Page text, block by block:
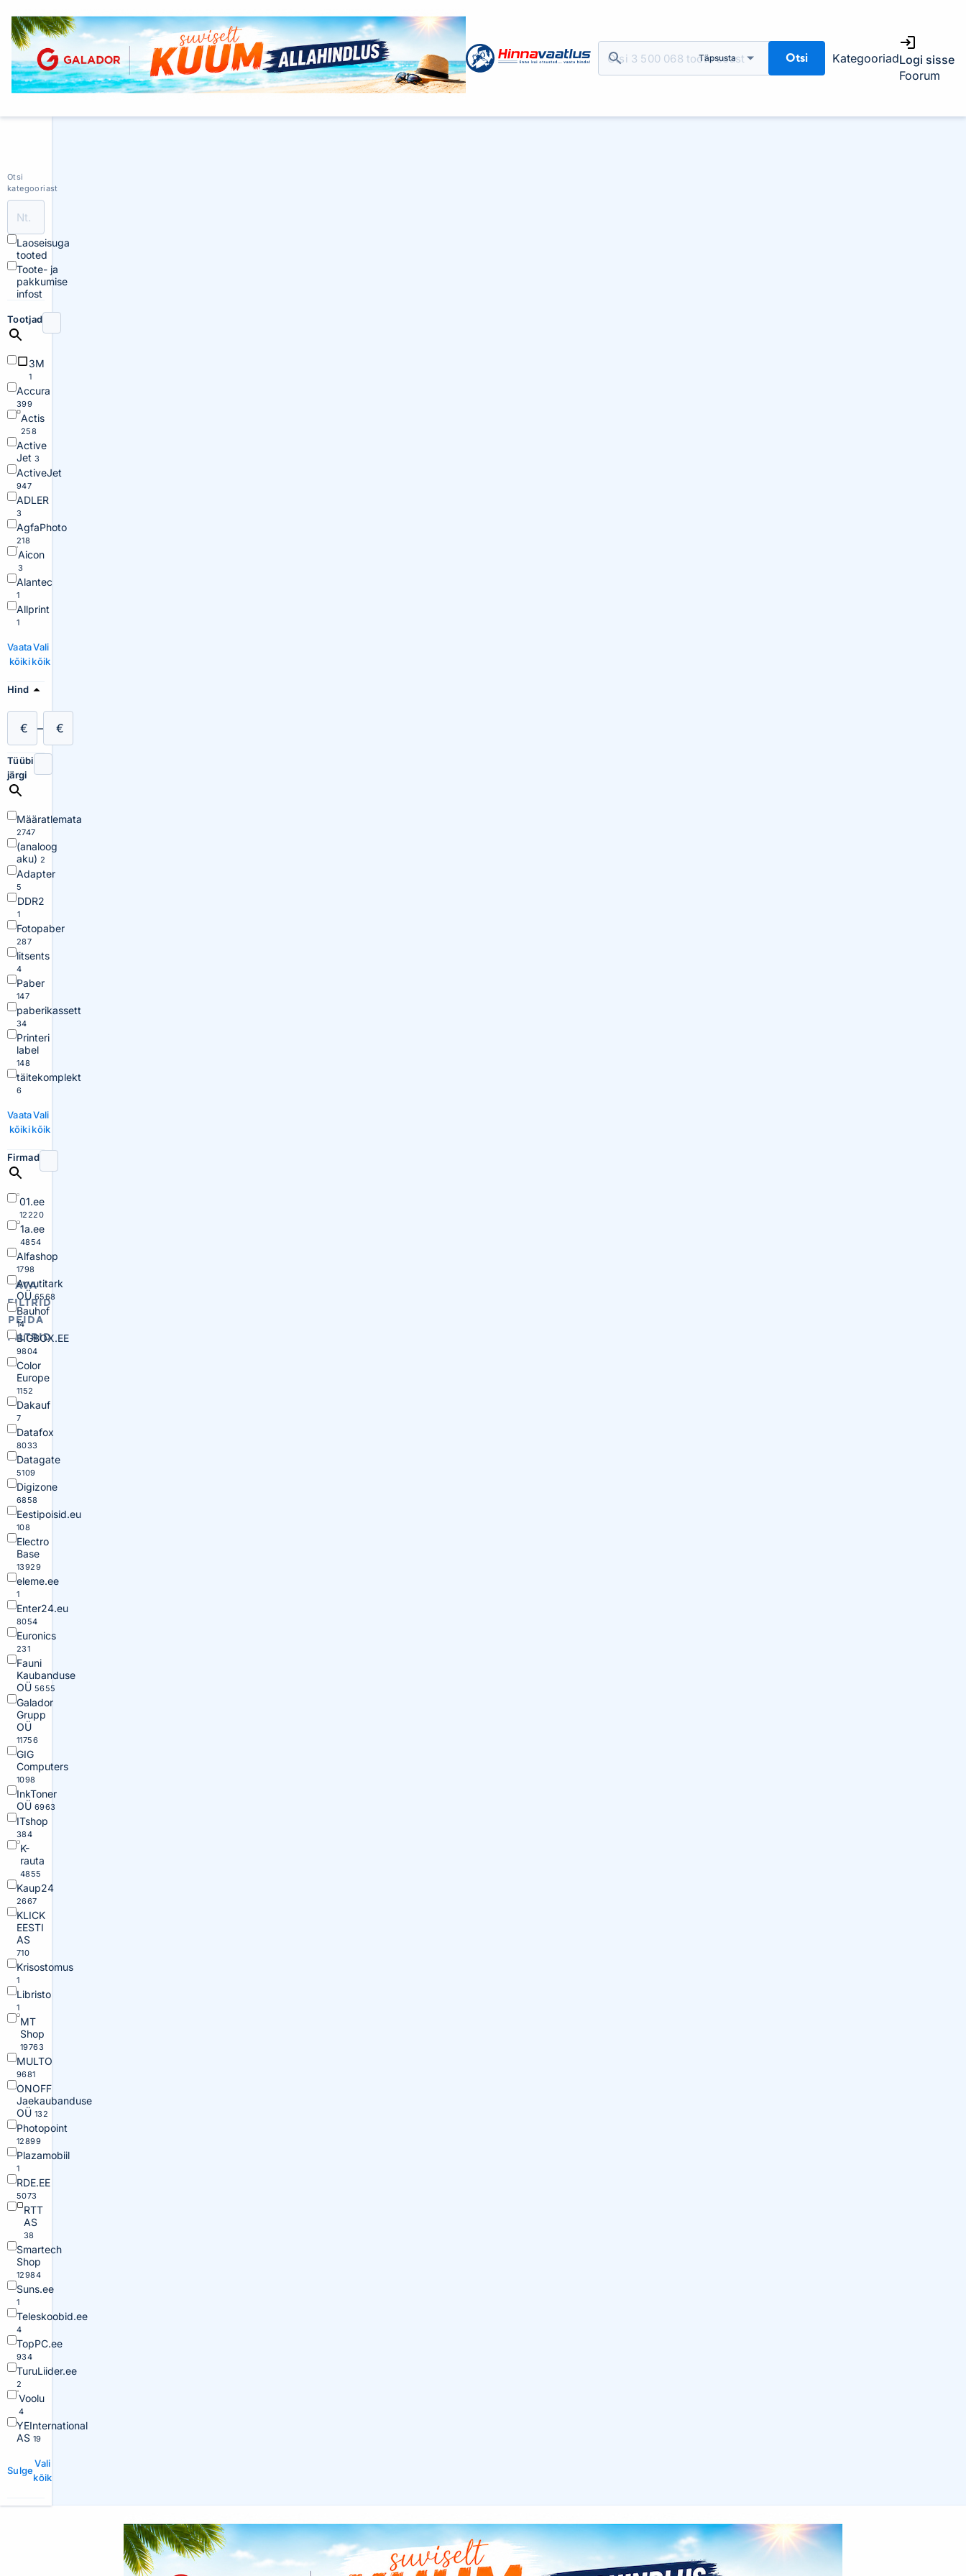
Täpsusta Otsi KategooriadLogi sisse
Foorum
AVA
FILTRID
PEIDA
FILTRID
Otsi
kategooriast
Laoseisuga
tooted
Toote- ja
pakkumise
infost
Tootjad
3M
1
Accura
399
Actis
258
Active
Jet 3
ActiveJet
947
ADLER
3
AgfaPhoto
218
Aicon
3
Alantec
1
Allprint
1
Vaata
kõiki
Vali
kõik
Hind
€ – €
Tüübi
järgi
Määratlemata
2747
(analoog
aku) 2
Adapter
5
DDR2
1
Fotopaber
287
litsents
4
Paber
147
paberikassett
34
Printeri
label
148
täitekomplekt
6
Vaata
kõiki
Vali
kõik
Firmad
01.ee
12220
1a.ee
4854
Alfashop
1798
Arvutitark
OÜ 6568
Bauhof
14
BIGBOX.EE
9804
Color
Europe
1152
Dakauf
7
Datafox
8033
Datagate
5109
Digizone
6858
Eestipoisid.eu
108
Electro
Base
13929
eleme.ee
1
Enter24.eu
8054
Euronics
231
Fauni
Kaubanduse
OÜ 5655
Galador
Grupp
OÜ
11756
GIG
Computers
1098
InkToner
OÜ 6963
ITshop
384
K-
rauta
4855
Kaup24
2667
KLICK
EESTI
AS
710
Krisostomus
1
Libristo
1
MT
Shop
19763
MULTO
9681
ONOFF
Jaekaubanduse
OÜ 132
Photopoint
12899
Plazamobiil
1
RDE.EE
5073
RTT
AS
38
Smartech
Shop
12984
Suns.ee
1
Teleskoobid.ee
4
TopPC.ee
934
TuruLiider.ee
2
Voolu
4
YEInternational
AS 19
Sulge
Vali
kõik